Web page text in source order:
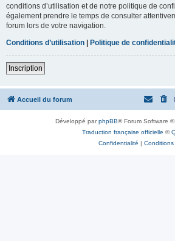
conditions d’utilisation et de notre politique de
également prendre le temps de consulter
forum lors de votre navigation.
Conditions d’utilisation | Politique de
Inscription
Accueil du forum
Développé parphpBB® Forum Software
Traduction française officielle ©
Confidentialité | Conditions